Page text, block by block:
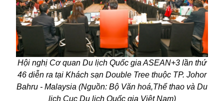
Hội nghị Cơ quan Du lịch Quốc gia ASEAN+3 lần thứ
46 diễn ra tại Khách sạn Double Tree thuộc TP. Johor
Bahru - Malaysia (Nguồn: Bộ Văn hoá,Thể thao và Du
lịch Cục Du lịch Quốc gia Việt Nam)